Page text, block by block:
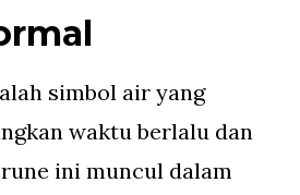
simbol air yang
waktu berlalu dan
ini muncul dalam